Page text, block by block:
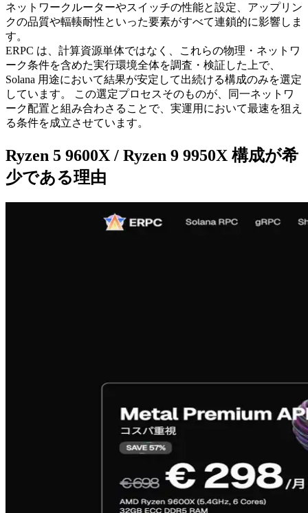
ネットワークルーターやスイッチの性能と設定、アップリン
クの品質や輻輳耐性といった要素がすべて連鎖的に影響しま
す。
ERPC は、計算資源単体ではなく、これらの物理・ネットワ
ーク条件を含めた実行環境全体を調査・検証した上で、
Solana 用途において結果が安定して出続ける構成のみを選定
しています。 この選定プロセスそのものが、同一ネットワ
ーク配置と組み合わさることで、実運用において最速を狙え
る条件を成立させています。
Ryzen 5 9600X / Ryzen 9 9950X 構成が希
少である理由